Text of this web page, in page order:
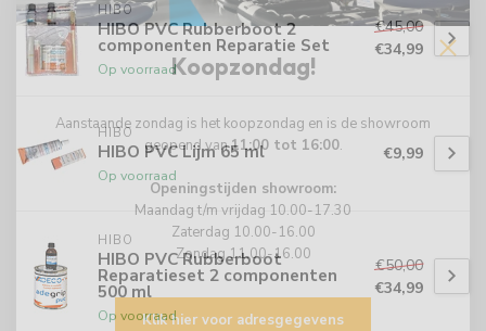
HIBO
HIBO PVC Rubberboot 2
componenten Reparatie Set
Op voorraad
€45,00
€34,99
HIBO
HIBO PVC Lijm 65 ml
Op voorraad
€9,99
HIBO
HIBO PVC Rubberboot
Reparatieset 2 componenten
500 ml
Op voorraad
€50,00
€34,99
Koopzondag!
Aanstaande zondag is het koopzondag en is de showroom
geopend van11:00 tot 16:00.
Openingstijden showroom:
Maandag t/m vrijdag 10.00-17.30
Zaterdag 10.00-16.00
Zondag 11.00-16.00
Klik hier voor adresgegevens